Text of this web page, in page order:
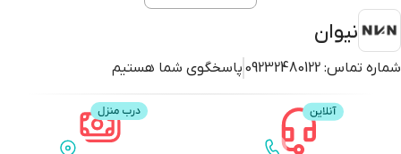
نیوان
شماره تماس: 09232480122 پاسخگوی شما هستیم